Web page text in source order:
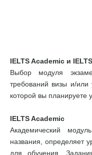
IELTS Academic и
Выбор модуля
требований визы и/или
которой вы планируете
IELTS Academic
Академический
названия, определяет
для обучения.